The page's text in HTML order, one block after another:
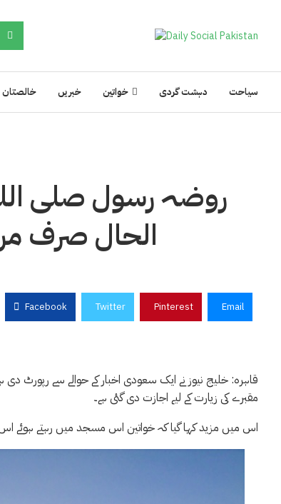
خالصتان خبریں خواتین دہشت گردی سیاحت
روضہ رسول صلی
الحال صرف
Facebook Twitter Pinterest Email
قاہرہ: خلیج نیوز نے ایک سعودی اخبار کے حوالے سے
مقبرے کی زیارت کے لیے اجازت دی گئی ہے۔
اس میں مزید کہا گیا کہ خواتین اس مسجد میں رہتے